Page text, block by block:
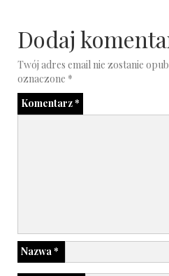
Dodaj
Twój adres email nie zostanie
oznaczone *
Komentarz*
Nazwa*